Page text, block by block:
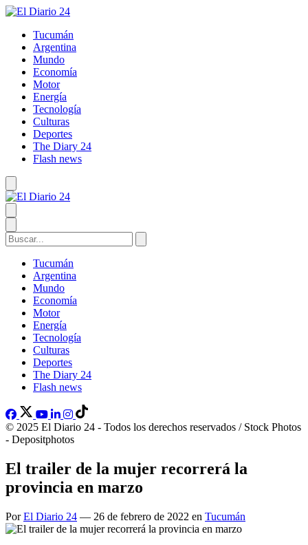
Tucumán
Argentina
Mundo
Economía
Motor
Energía
Tecnología
Culturas
Deportes
The Diary 24
Flash news
Tucumán
Argentina
Mundo
Economía
Motor
Energía
Tecnología
Culturas
Deportes
The Diary 24
Flash news
© 2025 El Diario 24 - Todos los derechos reservados / Stock Photos
- Depositphotos
El trailer de la mujer recorrerá la
provincia en marzo
PorEl Diario 24 — 26 de febrero de 2022 en Tucumán